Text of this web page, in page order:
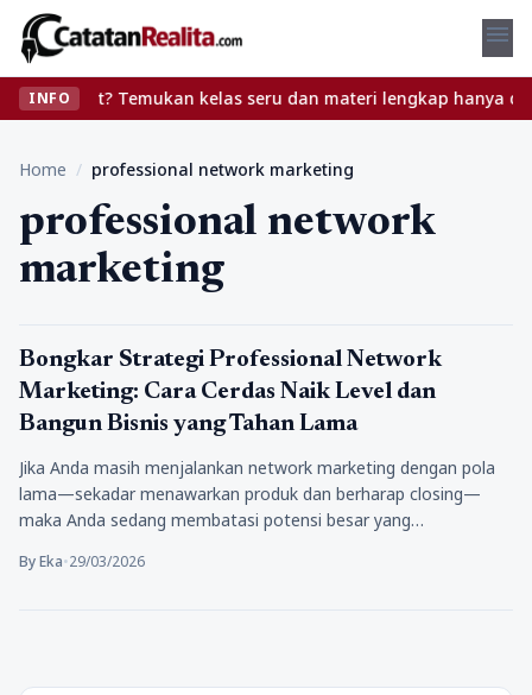
menu
INFO
ribet? Temukan kelas seru dan materi lengkap hanya di
Home / professional network marketing
professional network
marketing
Bisnis
Bongkar Strategi Professional Network
Marketing: Cara Cerdas Naik Level dan
Bangun Bisnis yang Tahan Lama
Jika Anda masih menjalankan network marketing dengan pola
lama—sekadar menawarkan produk dan berharap closing—
maka Anda sedang membatasi potensi besar yang…
By Eka•29/03/2026